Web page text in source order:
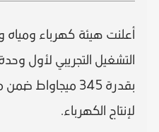
أعلنت هيئة كهرباء ومياه
التشغيل التجريبي لأول
بقدرة 345
لإنتاج الكهرباء.